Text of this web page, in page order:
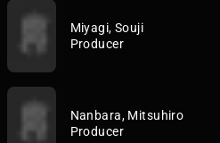
Miyagi, Souji
Producer
Nanbara, Mitsuhiro
Producer